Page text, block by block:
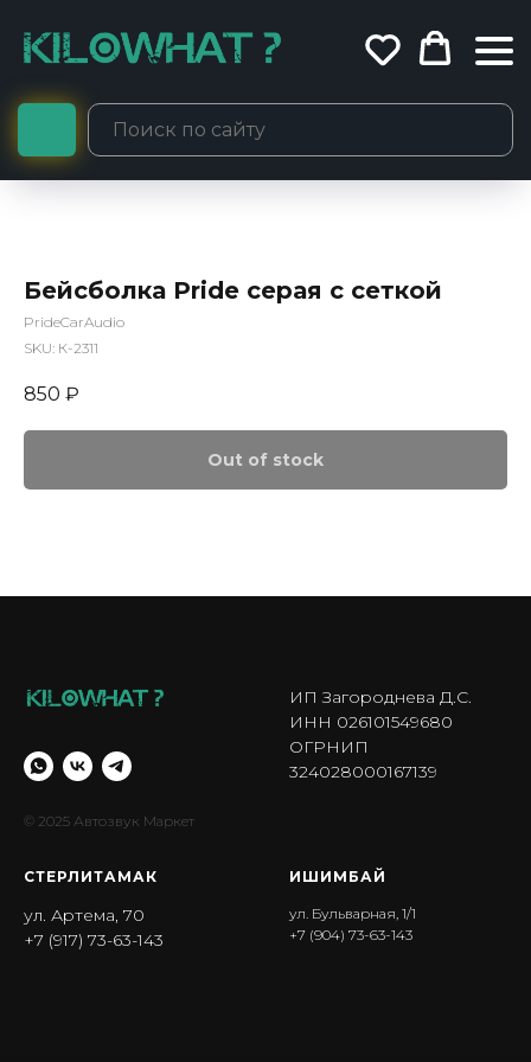
Бейсболка Pride серая с сеткой
PrideCarAudio
SKU: К-2311
850 ₽
Out of stock
© 2025 Автозвук Маркет
ИП Загороднева Д.С.
ИНН 026101549680
ОГРНИП
324028000167139
СТЕРЛИТАМАК
ул. Артема, 70
+7 (917) 73-63-143
ИШИМБА Й
ул. Бульварная, 1/1
+7 (904) 73-63-143